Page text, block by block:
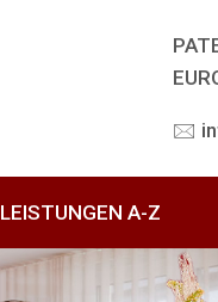
🖂
LEISTUNGEN A-Z